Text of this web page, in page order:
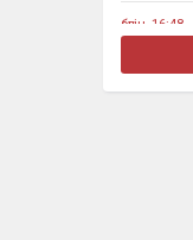
бүгін, 16:48
жүк